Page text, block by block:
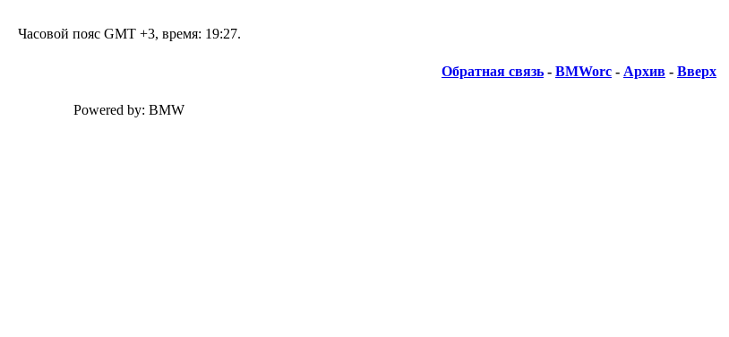
Часовой пояс GMT +3, время: 19:27.
Обратная связь - BMWorc - Архив - Вверх
Powered by: BMW